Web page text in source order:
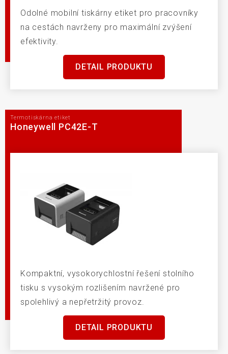
Odolné mobilní tiskárny etiket pro pracovníky
na cestách navrženy pro maximální zvýšení
efektivity.
DETAIL PRODUKTU
Termotiskárna etiket
Honeywell PC42E-T
Kompaktní, vysokorychlostní řešení stolního
tisku s vysokým rozlišením navržené pro
spolehlivý a nepřetržitý provoz.
DETAIL PRODUKTU